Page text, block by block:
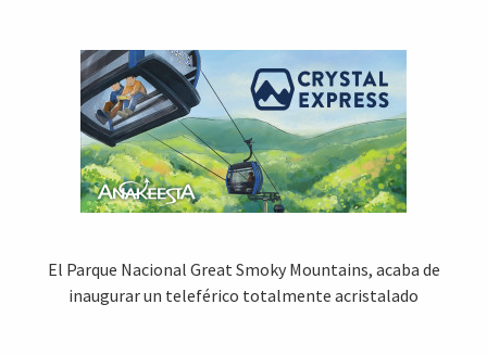
El Parque Nacional Great Smoky Mountains, acaba de
inaugurar un teleférico totalmente acristalado